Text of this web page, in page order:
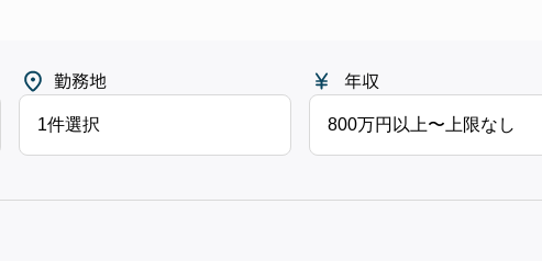
勤務地
1件選択
年収
800万円以上〜上限なし